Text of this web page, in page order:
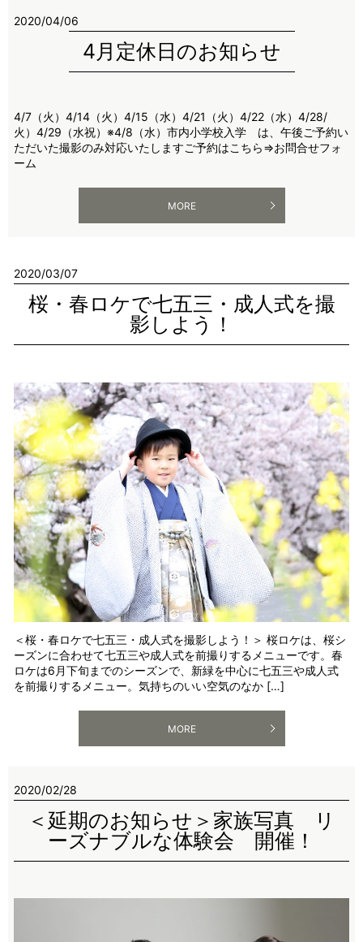
2020/04/06
4月定休日のお知らせ
4/7（火）4/14（火）4/15（水）4/21（火）4/22（水）4/28/
火）4/29（水祝）※4/8（水）市内小学校入学 は、午後ご予約い
ただいた撮影のみ対応いたしますご予約はこちら⇒お問合せフォ
ーム
MORE
2020/03/07
桜・春ロケで七五三・成人式を撮
影しよう！
＜桜・春ロケで七五三・成人式を撮影しよう！＞ 桜ロケは、桜シ
ーズンに合わせて七五三や成人式を前撮りするメニューです。春
ロケは6月下旬までのシーズンで、新緑を中心に七五三や成人式
を前撮りするメニュー。気持ちのいい空気のなか […]
MORE
2020/02/28
＜延期のお知らせ＞家族写真 リ
ーズナブルな体験会 開催！